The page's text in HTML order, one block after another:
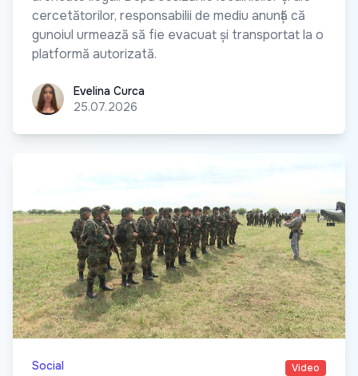
cercetătorilor, responsabilii de mediu anunță că
gunoiul urmează să fie evacuat și transportat la o
platformă autorizată.
Evelina CurcaEvelina Curca
25.07.2026
Social Video